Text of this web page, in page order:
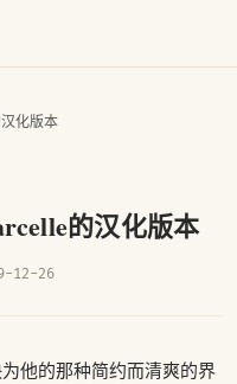
化版本
的汉化版本
12-26
他的那种简约而清爽的界